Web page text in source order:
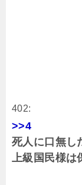
402:
>>4
死人に口無し
上級国民様は